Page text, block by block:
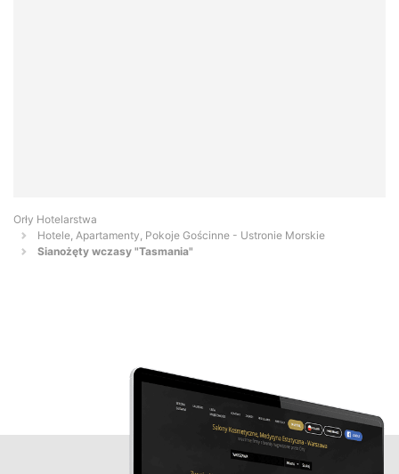
Orły Hotelarstwa
Hotele, Apartamenty, Pokoje Gościnne - Ustronie Morskie
Sianożęty wczasy "Tasmania"